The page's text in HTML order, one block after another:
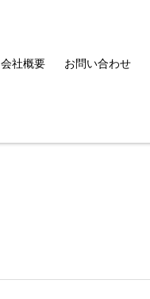
会社概要 お問い合わせ